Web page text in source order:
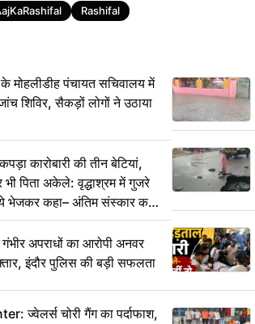
Rashifal
मोहलीडीह पंचायत सचिवालय में
शिविर, सैकड़ों लोगों ने उठाया
कारोबारी की तीन बेटियां,
पिता अकेले: वृद्धाश्रम में गुजरे
भेजकर कहा– अंतिम संस्कार कर
अपराधों का आरोपी अनवर
इंदौर पुलिस की बड़ी सफलता
ज्वेलर्स चोरी गैंग का पर्दाफाश,